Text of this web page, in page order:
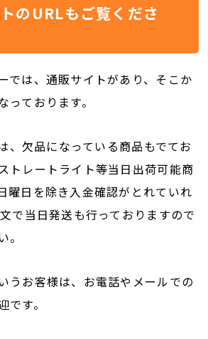
のURLもご覧くださ
では、通販サイトがあり、そこか
っております。
、欠品になっている商品もでてお
トレートライト等当日出荷可能商
曜日を除き入金確認がとれていれ
で当日発送も行っておりますので
うお客様は、お電話やメールでの
す。